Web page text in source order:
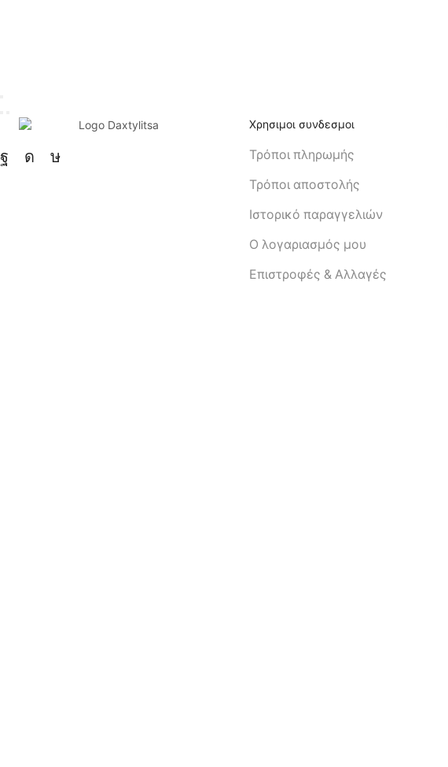
Χρησιμοι συνδεσμοι
Τρόποι πληρωμής
Τρόποι αποστολής
Ιστορικό παραγγελιών
Ο λογαριασμός μου
Eπιστροφές & Αλλαγές